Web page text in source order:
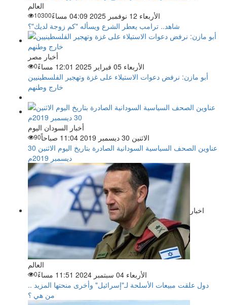
العالم
الأربعاء 12 نوفمبر 2025 04:09 مساءً
10300
شاهد.. ترامب يعطر الشرع ويسأله "كم زوجة لديك"؟
أخبار مصر
الأربعاء 05 فبراير 2025 12:01 مساءً
0
أبو مازن: نرفض دعوات الاستيلاء على غزة وتهجير الفلسطينيين
خارج وطنهم
أخبار السودان اليوم
الاثنين 30 ديسمبر 2019 11:04 صباحاً
90
عناوين الصحف السياسية السودانية الصادرة بتاريخ اليوم الاثنين 30
ديسمبر 2019م
اخبار
العالم
الأربعاء 04 سبتمبر 2024 11:51 مساءً
0
دول علقت مبيعات الأسلحة لـ"إسرائيل" وأخرى منحتها المزيد ..
من هي ؟